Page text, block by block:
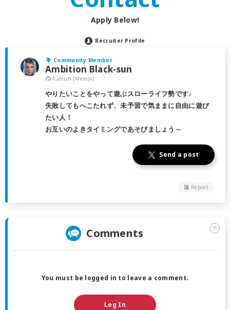
Apply Below!
Recruiter Profile
Community Member
Ambition Black-sun
Ramuh [Meteor]
やりたいことをやって遊ぶスローライフ勢です♪
失敗してもへこたれず、未予習で気ままに自由に遊び
たい人！
お互いのよきタイミングであそびましょう～
Send a post
Report
Comments ?
You must be logged in to leave a comment.
Log In